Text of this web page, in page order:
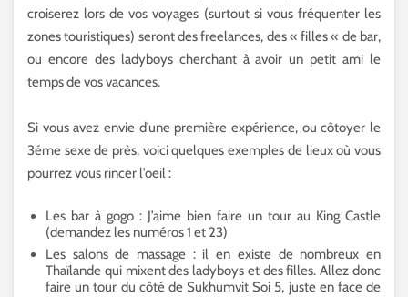
croiserez lors de vos voyages (surtout si vous fréquenter les
zones touristiques) seront des freelances, des « filles « de bar,
ou encore des ladyboys cherchant à avoir un petit ami le
temps de vos vacances.
Si vous avez envie d’une première expérience, ou côtoyer le
3éme sexe de près, voici quelques exemples de lieux où vous
pourrez vous rincer l’oeil :
Les bar à gogo : J’aime bien faire un tour au King Castle
(demandez les numéros 1 et 23)
Les salons de massage : il en existe de nombreux en
Thaïlande qui mixent des ladyboys et des filles. Allez donc
faire un tour du côté de Sukhumvit Soi 5, juste en face de